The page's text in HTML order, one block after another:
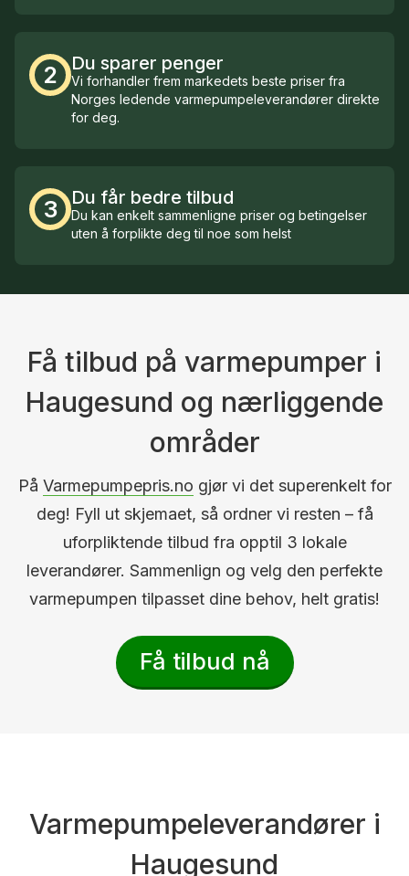
2 Du sparer penger
Vi forhandler frem markedets beste priser fra
Norges ledende varmepumpeleverandører direkte
for deg.
3 Du får bedre tilbud
Du kan enkelt sammenligne priser og betingelser
uten å forplikte deg til noe som helst
Få tilbud på varmepumper i
Haugesund og nærliggende
områder
På Varmepumpepris.no gjør vi det superenkelt for
deg! Fyll ut skjemaet, så ordner vi resten – få
uforpliktende tilbud fra opptil 3 lokale
leverandører. Sammenlign og velg den perfekte
varmepumpen tilpasset dine behov, helt gratis!
Få tilbud nå
Varmepumpeleverandører i
Haugesund